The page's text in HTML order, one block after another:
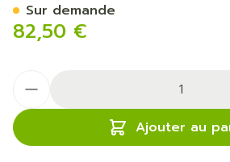
82,50 €
Ajouter au
Sur demande